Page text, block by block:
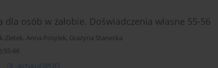
dla osób w żałobie. Doświadczenia własne 55-56
Zietek, Anna Posylek, Grazyna Stanecka
66
Artykuł (PDF)